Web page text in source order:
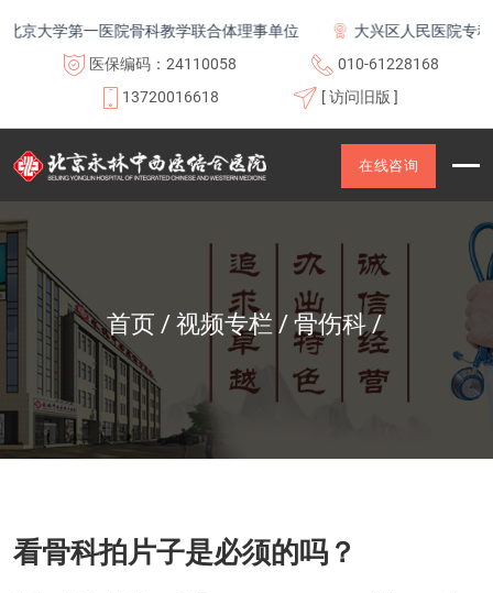
大学第一医院骨科教学联合体理事单位
大兴区人民医院专科
医保编码：24110058
010-61228168
13720016618
[ 访问旧版 ]
在线咨询
首页 视频专栏 骨伤科
看骨科拍片子是必须的吗？